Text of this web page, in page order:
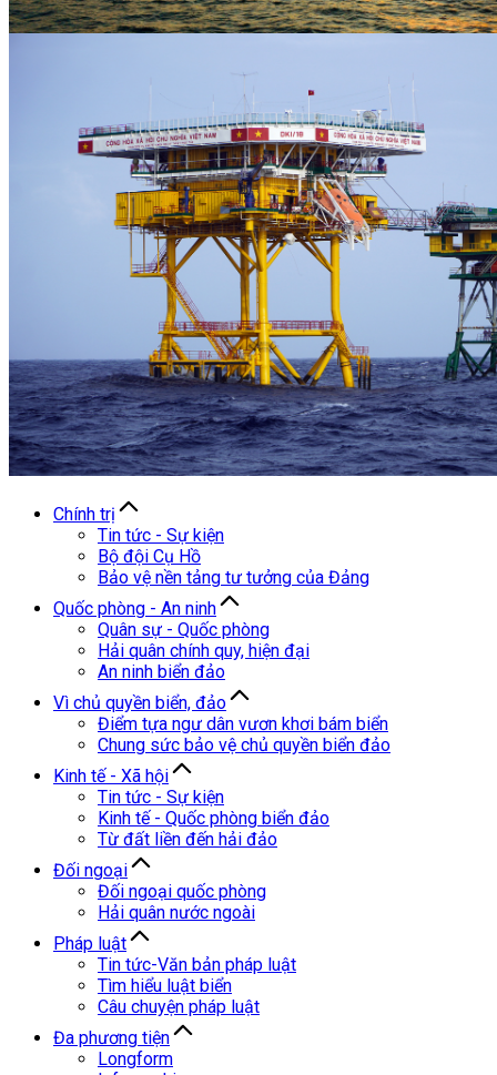
Chính trị
Tin tức - Sự kiện
Bộ đội Cụ Hồ
Bảo vệ nền tảng tư tưởng của Đảng
Quốc phòng - An ninh
Quân sự - Quốc phòng
Hải quân chính quy, hiện đại
An ninh biển đảo
Vì chủ quyền biển, đảo
Điểm tựa ngư dân vươn khơi bám biển
Chung sức bảo vệ chủ quyền biển đảo
Kinh tế - Xã hội
Tin tức - Sự kiện
Kinh tế - Quốc phòng biển đảo
Từ đất liền đến hải đảo
Đối ngoại
Đối ngoại quốc phòng
Hải quân nước ngoài
Pháp luật
Tin tức-Văn bản pháp luật
Tìm hiểu luật biển
Câu chuyện pháp luật
Đa phương tiện
Longform